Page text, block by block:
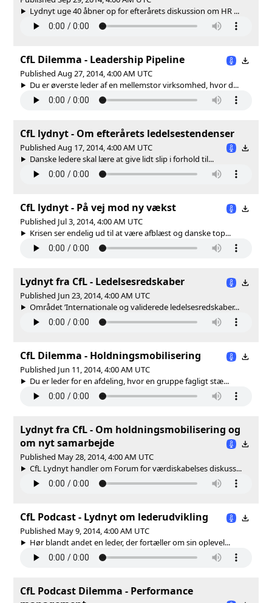
Lydnyt uge 40 åbner op for efterårets diskussion om HR ...
CfL Dilemma - Leadership Pipeline
Published Aug 27, 2014, 4:00 AM UTC
Du er øverste leder af en mellemstor virksomhed, hvor d...
CfL lydnyt - Om efterårets ledelsestendenser
Published Aug 17, 2014, 4:00 AM UTC
Danske ledere skal lære at give lidt slip i forhold til...
CfL lydnyt - På vej mod ny vækst
Published Jul 3, 2014, 4:00 AM UTC
Krisen ser endelig ud til at være afblæst og danske top...
Lydnyt fra CfL - Ledelsesredskaber
Published Jun 23, 2014, 4:00 AM UTC
Området ’Internationale og validerede ledelsesredskaber...
CfL Dilemma - Holdningsmobilisering
Published Jun 11, 2014, 4:00 AM UTC
Du er leder for en afdeling, hvor en gruppe fagligt stæ...
Lydnyt fra CfL - Om holdningsmobilisering og
om nyt samarbejde
Published May 28, 2014, 4:00 AM UTC
CfL Lydnyt handler om Forum for værdiskabelses diskuss...
CfL Podcast - Lydnyt om lederudvikling
Published May 9, 2014, 4:00 AM UTC
Hør blandt andet en leder, der fortæller om sin oplevel...
CfL Podcast Dilemma - Performance